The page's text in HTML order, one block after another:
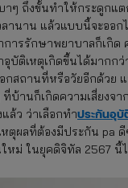
าๆ ถึงขั้นทำให้กระดูกแ
ลานาน แล้วแบบนี้จะออก
การรักษาพยาบาลก็เกิด
อุบัติเหตุเกิดขึ้นได้มากก
กสถานที่หรือวัยอีกด้วย
บ้านก็เกิดความเสี่ยงจ
ล้ว ว่าเลือกทำประกันอุบั
หตุผลที่ต้องมีประกัน pa ดี
หม่ ในยุคดิจิทัล 2567 นี้